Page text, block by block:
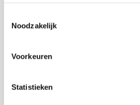
Noodzakelijk
Voorkeuren
Statistieken
De betrouwbare
omgevingen schoon en gezond
als personeel een veilig en